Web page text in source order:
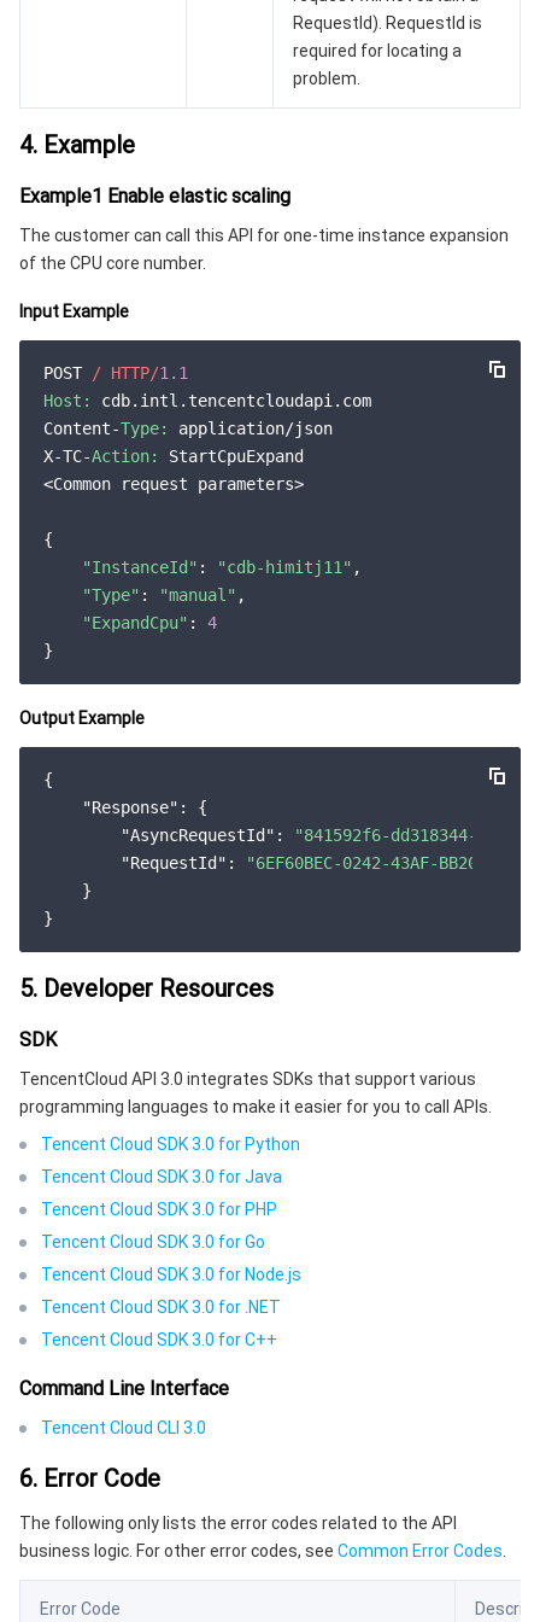
RequestId). RequestId is
required for locating a
problem.
4. Example
Example1 Enable elastic scaling
The customer can call this API for one-time instance expansion
of the CPU core number.
Input Example
POST / HTTP/1.1
Host:
cdb.intl.tencentcloudapi.com
Content-Type:
application/json
X-TC-Action:
StartCpuExpand
<Common request parameters>
{
"InstanceId" : "cdb-himitj11" ,
"Type" : "manual" ,
"ExpandCpu" : 4
Output Example
{
"Response" : {
"AsyncRequestId" :
"841592f6-dd318344-
"RequestId" :
"6EF60BEC-0242-43AF-BB20-
    }
5. Developer Resources
SDK
TencentCloud API 3.0 integrates SDKs that support various
programming languages to make it easier for you to call APIs.
Tencent Cloud SDK 3.0 for Python
Tencent Cloud SDK 3.0 for Java
Tencent Cloud SDK 3.0 for PHP
Tencent Cloud SDK 3.0 for Go
Tencent Cloud SDK 3.0 for Node.js
Tencent Cloud SDK 3.0 for .NET
Tencent Cloud SDK 3.0 for C++
Command Line Interface
Tencent Cloud CLI 3.0
6. Error Code
The following only lists the error codes related to the API
business logic. For other error codes, see Common Error Codes
Error Code